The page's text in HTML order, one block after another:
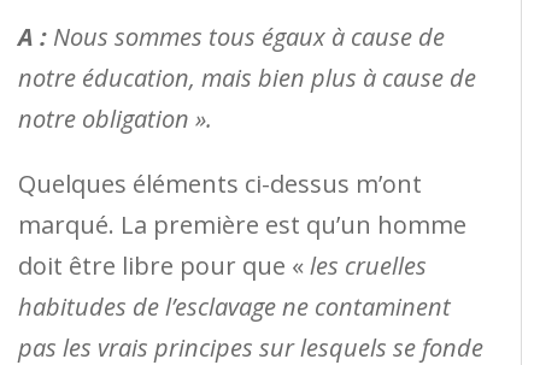
A : Nous sommes tous égaux à cause de
notre éducation, mais bien plus à cause de
notre obligation ».
Quelques éléments ci-dessus m’ont
marqué. La première est qu’un homme
doit être libre pour que «les cruelles
habitudes de l’esclavage ne contaminent
pas les vrais principes sur lesquels se fonde